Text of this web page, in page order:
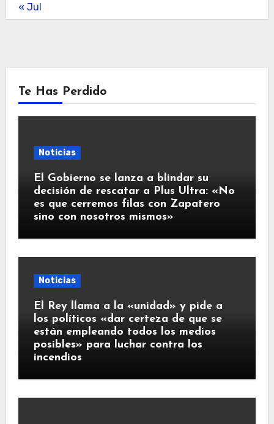
« Jul
Te Has Perdido
Noticias
El Gobierno se lanza a blindar su
decisión de rescatar a Plus Ultra: «No
es que cerremos filas con Zapatero
sino con nosotros mismos»
Noticias
El Rey llama a la «unidad» y pide a
los políticos «dar certeza de que se
están empleando todos los medios
posibles» para luchar contra los
incendios